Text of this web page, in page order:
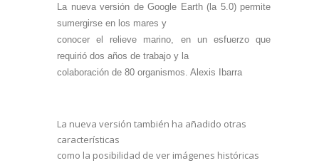
La nueva versión de Google Earth (la 5.0) permite
sumergirse en los mares y
conocer el relieve marino, en un esfuerzo que
requirió dos años de trabajo y la
colaboración de 80 organismos. Alexis Ibarra
La nueva versión también ha añadido otras
características
como la posibilidad de ver imágenes históricas